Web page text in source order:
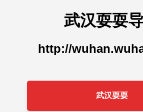
武汉耍耍
http://
武汉耍耍